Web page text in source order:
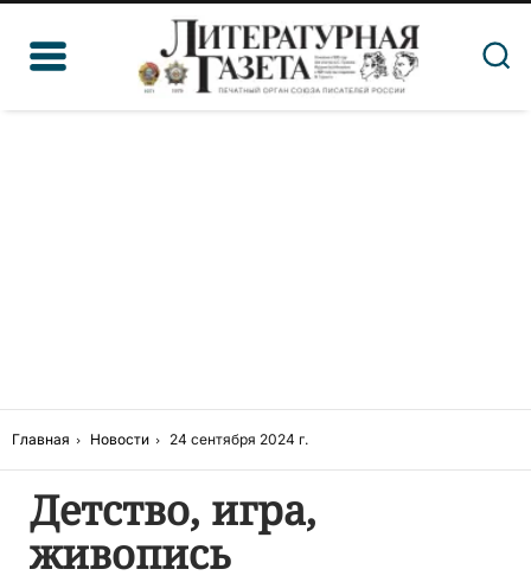
Главная Новости 24 сентября 2024 г.
Детство, игра,
живопись